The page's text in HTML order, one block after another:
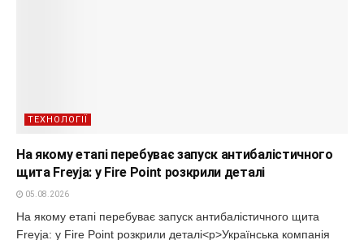
ТЕХНОЛОГІЇ
На якому етапі перебуває запуск антибалістичного
щита Freyja: у Fire Point розкрили деталі
05.08.2026
На якому етапі перебуває запуск антибалістичного щита
Freyja: у Fire Point розкрили деталі<p>Українська компанія